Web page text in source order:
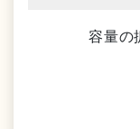
容量の